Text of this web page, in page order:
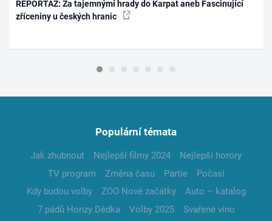
REPORTÁŽ: Za tajemnými hrady do Karpat aneb Fascinující
zříceniny u českých hranic
Populární témata
Jak zhubnout Nejlepší filmy 2024
Nejlepší horory
TV program
Změna času Partie
Počasí
Kdy budou volby
ZOO Nové začátky
Auto – katalog
7 pádů Honzy Dědka
Volby 2025
Svařené víno